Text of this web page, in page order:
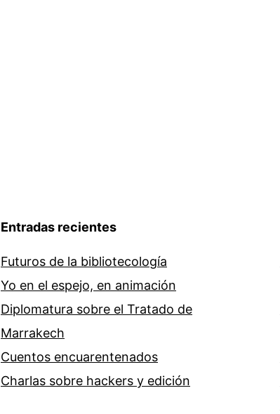
Entradas recientes
Futuros de la bibliotecología
Yo en el espejo, en animación
Diplomatura sobre el Tratado de
Marrakech
Cuentos encuarentenados
Charlas sobre hackers y edición